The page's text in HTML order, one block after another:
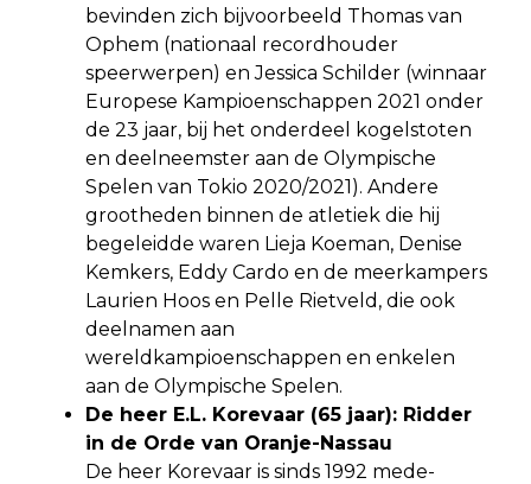
bevinden zich bijvoorbeeld Thomas van
Ophem (nationaal recordhouder
speerwerpen) en Jessica Schilder (winnaar
Europese Kampioenschappen 2021 onder
de 23 jaar, bij het onderdeel kogelstoten
en deelneemster aan de Olympische
Spelen van Tokio 2020/2021). Andere
grootheden binnen de atletiek die hij
begeleidde waren Lieja Koeman, Denise
Kemkers, Eddy Cardo en de meerkampers
Laurien Hoos en Pelle Rietveld, die ook
deelnamen aan
wereldkampioenschappen en enkelen
aan de Olympische Spelen.
De heer E.L. Korevaar (65 jaar): Ridder
in de Orde van Oranje-Nassau
De heer Korevaar is sinds 1992 mede-